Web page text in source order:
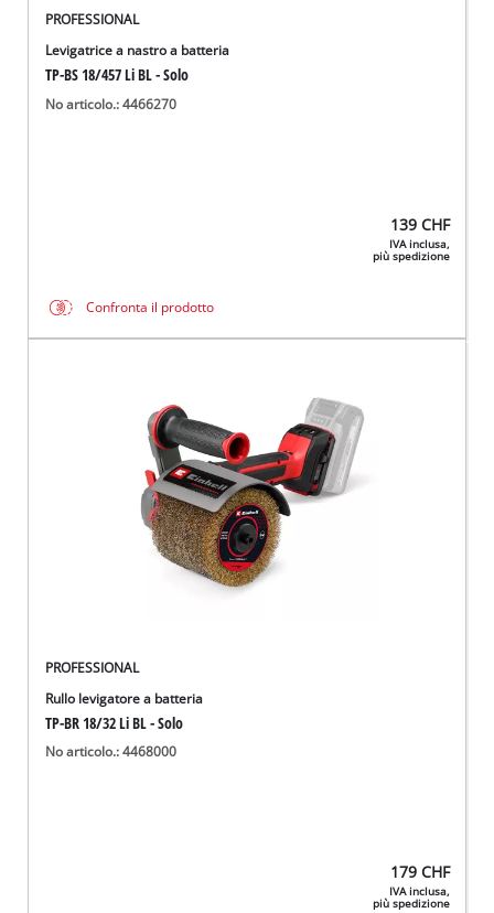
PROFESSIONAL
Levigatrice a nastro a batteria
TP-BS 18/457 Li BL - Solo
No articolo.: 4466270
139 CHF
IVA inclusa,
più spedizione
Confronta il prodotto
PROFESSIONAL
Rullo levigatore a batteria
TP-BR 18/32 Li BL - Solo
No articolo.: 4468000
179 CHF
IVA inclusa,
più spedizione